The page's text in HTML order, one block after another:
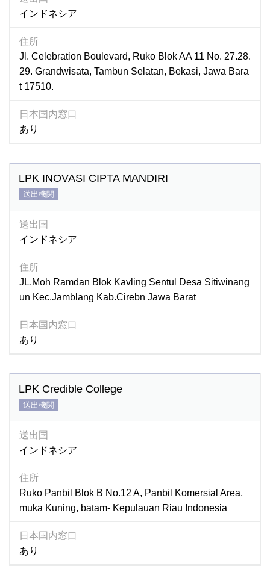
インドネシア
住所
Jl. Celebration Boulevard, Ruko Blok AA 11 No. 27.28.
29. Grandwisata, Tambun Selatan, Bekasi, Jawa Bara
t 17510.
日本国内窓口
あり
LPK INOVASI CIPTA MANDIRI
送出機関
送出国
インドネシア
住所
JL.Moh Ramdan Blok Kavling Sentul Desa Sitiwinang
un Kec.Jamblang Kab.Cirebn Jawa Barat
日本国内窓口
あり
LPK Credible College
送出機関
送出国
インドネシア
住所
Ruko Panbil Blok B No.12 A, Panbil Komersial Area,
muka Kuning, batam- Kepulauan Riau Indonesia
日本国内窓口
あり